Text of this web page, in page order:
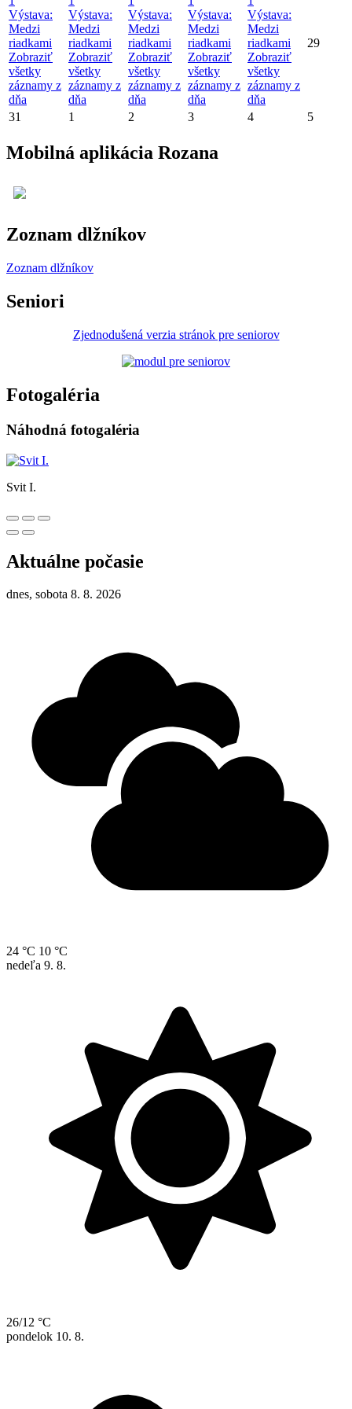
Výstava:
Medzi
riadkami
Zobraziť
všetky
záznamy z
dňa
Výstava:
Medzi
riadkami
Zobraziť
všetky
záznamy z
dňa
Výstava:
Medzi
riadkami
Zobraziť
všetky
záznamy z
dňa
Výstava:
Medzi
riadkami
Zobraziť
všetky
záznamy z
dňa
Výstava:
Medzi
riadkami
Zobraziť
všetky
záznamy z
dňa
29
31 1 2 3 4 5
Mobilná aplikácia Rozana
Zoznam dlžníkov
Zoznam dlžníkov
Seniori
Zjednodušená verzia stránok pre seniorov
Fotogaléria
Náhodná fotogaléria
Svit I.
Aktuálne počasie
dnes, sobota 8. 8. 2026
24 °C 10 °C
nedeľa 9. 8.
26/12 °C
pondelok 10. 8.